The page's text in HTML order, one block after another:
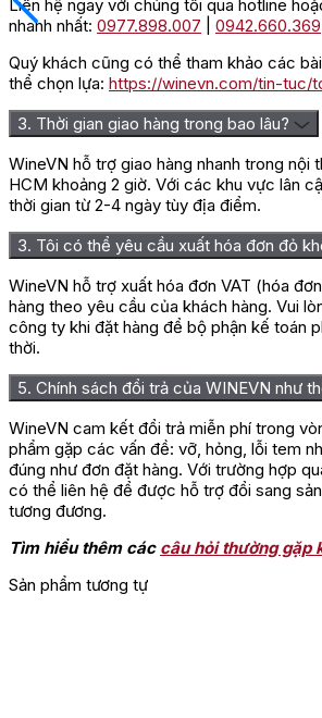
Liên hệ ngay với chúng tôi qua hotline
nhanh nhất: 0977.898.007
0942.660.369
Quý khách cũng có thể tham khảo các
thể chọn lựa: https://winevn.com/tin-tuc/
3. Thời gian giao hàng trong bao lâu?
WineVN hỗ trợ giao hàng nhanh trong nội
HCM khoảng 2 giờ. Với các khu vực lân
thời gian từ 2-4 ngày tùy địa điểm.
3. Tôi có thể yêu cầu xuất hóa đơn đỏ
WineVN hỗ trợ xuất hóa đơn VAT (hóa
hàng theo yêu cầu của khách hàng. Vui
công ty khi đặt hàng để bộ phận kế toán
thời.
5. Chính sách đổi trả của WINEVN như
WineVN cam kết đổi trả miễn phí trong
phẩm gặp các vấn đề: vỡ, hỏng, lỗi tem
đúng như đơn đặt hàng. Với trường hợp
có thể liên hệ để được hỗ trợ đổi sang
tương đương.
Tìm hiểu thêm các câu hỏi thường gặp
Sản phẩm tương tự